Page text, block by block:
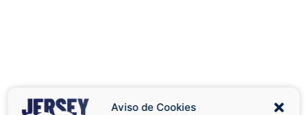
Aviso de Cookies